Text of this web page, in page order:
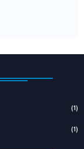
(1)
(1)